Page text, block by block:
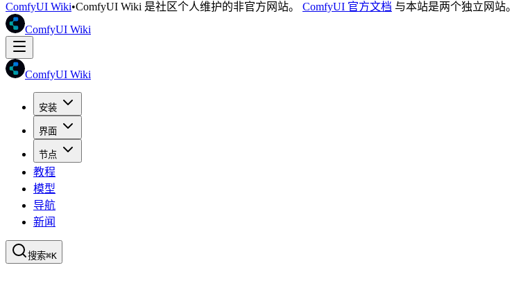
ComfyUI Wiki•ComfyUI Wiki 是社区个人维护的非官方网站。 ComfyUI 官方文档 与本站是两个独立网站。
ComfyUI Wiki
ComfyUI Wiki
安装
界面
节点
教程
模型
导航
新闻
搜索⌘K